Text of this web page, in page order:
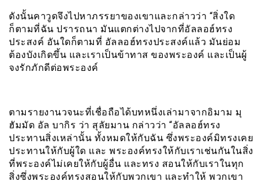
ดังนั้นคาวูดจึงไปหาภรรยาของเขาและกล่าวว่า “สิ่งใด
ก็ตามที่ฉัน ปรารถนา มันแตกต่างไปจากที่อัลลอฮ์ทรง
ประสงค์ อันใดก็ตามที่ อัลลอฮ์ทรงประสงค์แล้ว มันย่อม
ต้องบังเกิดขึ้น และเราเป็นข้าทาส ของพระองค์ และเป็นผู้
จงรักภักดีต่อพระองค์
ตามรายงานวจนะที่เชื่อถือได้บทหนึ่งเล่ามาจากอิมาม มุ
ฮัมมัด อัล บากิร ว่า สุลัยมาน กล่าวว่า “อัลลอฮ์ทรง
ประทานสิ่งเหล่านั้น ทั้งหมดให้กับฉัน ซึ่งพระองค์มิทรงเคย
ประทานให้กับผู้ใด และ พระองค์ทรงให้กับเราเช่นกันในสิ่ง
ที่พระองค์ไม่เคยให้กับผู้อื่น และทรง สอนให้กับเราในทุก
สิ่งซึ่งพระองค์ทรงสอนให้กับพวกเขา และทำให้ พวกเขา